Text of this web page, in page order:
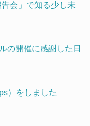
告会」で知る少し未
の開催に感謝した日
）をしました